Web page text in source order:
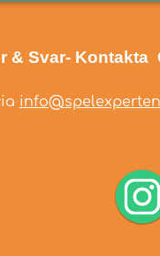
& Svar- Kontakta